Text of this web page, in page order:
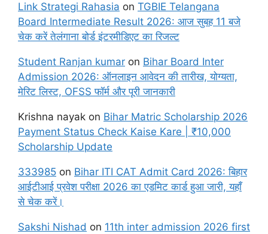
Link Strategi Rahasia on TGBIE Telangana
Board Intermediate Result 2026: आज सुबह 11 बजे
चेक करें तेलंगाना बोर्ड इंटरमीडिएट का रिजल्ट
Student Ranjan kumar on Bihar Board Inter
Admission 2026: ऑनलाइन आवेदन की तारीख, योग्यता,
मेरिट लिस्ट, OFSS फॉर्म और पूरी जानकारी
Krishna nayak on Bihar Matric Scholarship 2026
Payment Status Check Kaise Kare | ₹10,000
Scholarship Update
333985 on Bihar ITI CAT Admit Card 2026: बिहार
आईटीआई प्रवेश परीक्षा 2026 का एडमिट कार्ड हुआ जारी, यहाँ
से चेक करें।
Sakshi Nishad on 11th inter admission 2026 first